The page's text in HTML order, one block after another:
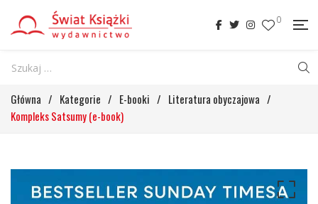
0
Główna / Kategorie / E-booki / Literatura obyczajowa /
Kompleks Satsumy (e-book)